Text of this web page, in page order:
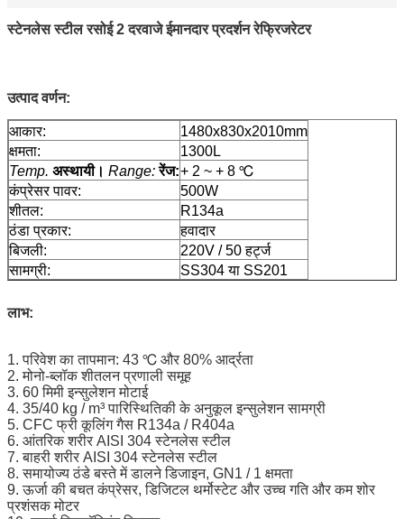
स्टेनलेस स्टील रसोई 2 दरवाजे ईमानदार प्रदर्शन रेफ्रिजरेटर
उत्पाद वर्णन:
आकार:
1480x830x2010mm
क्षमता:
1300L
Temp. अस्थायी। Range: रेंज:+ 2 ~ + 8 ℃
कंप्रेसर पावर:
500W
शीतल:
R134a
ठंडा प्रकार:
हवादार
बिजली:
220V / 50 हर्ट्ज
सामग्री:
SS304 या SS201
लाभ:
1. परिवेश का तापमान: 43 ℃ और 80% आर्द्रता
2. मोनो-ब्लॉक शीतलन प्रणाली समूह
3. 60 मिमी इन्सुलेशन मोटाई
4. 35/40 kg / m³ पारिस्थितिकी के अनुकूल इन्सुलेशन सामग्री
5. CFC फ्री कूलिंग गैस R134a / R404a
6. आंतरिक शरीर AISI 304 स्टेनलेस स्टील
7. बाहरी शरीर AISI 304 स्टेनलेस स्टील
8. समायोज्य ठंडे बस्ते में डालने डिजाइन, GN1 / 1 क्षमता
9. ऊर्जा की बचत कंप्रेसर, डिजिटल थर्मोस्टेट और उच्च गति और कम शोर
प्रशंसक मोटर